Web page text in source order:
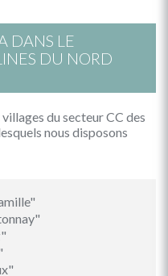
DANS LE
DU NORD
du secteur CC des
nous disposons